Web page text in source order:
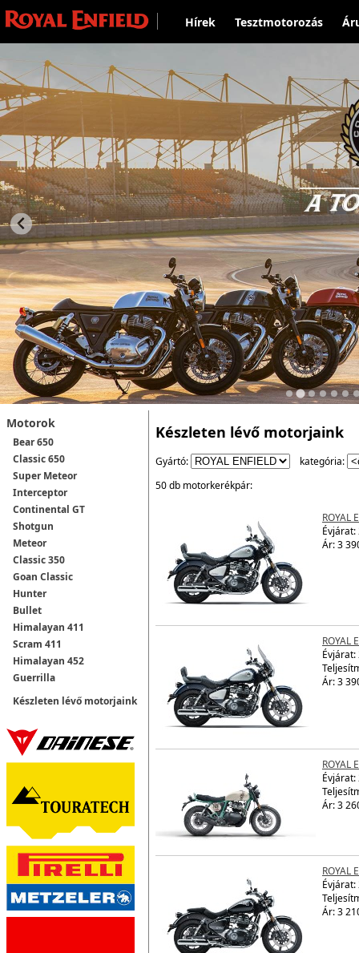
Hírek Tesztmotorozás
Motorok
Bear 650
Classic 650
Super Meteor
Interceptor
Continental GT
Shotgun
Meteor
Classic 350
Goan Classic
Hunter
Bullet
Himalayan 411
Scram 411
Himalayan 452
Guerrilla
Készleten lévő motorjaink
Készleten lévő motorjaink
Gyártó:
kategória:
50 db motorkerékpár:
ROYAL
Évjárat:
Ár: 3
ROYAL
Évjárat:
Ár: 3
ROYAL
Évjárat:
Ár: 3
ROYAL
Évjárat:
Ár: 3